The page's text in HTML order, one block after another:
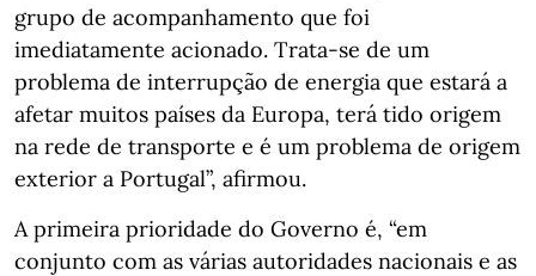
grupo de acompanhamento que foi
imediatamente acionado. Trata-se de um
problema de interrupção de energia que estará a
afetar muitos países da Europa, terá tido origem
na rede de transporte e é um problema de origem
exterior a Portugal”, afirmou.
A primeira prioridade do Governo é, “em
conjunto com as várias autoridades nacionais e as